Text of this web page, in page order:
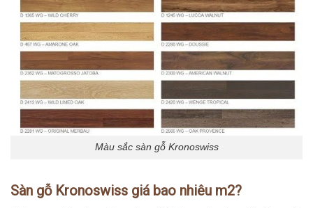
Màu sắc sàn gỗ Kronoswiss
Sàn gỗ Kronoswiss giá bao nhiêu m2?